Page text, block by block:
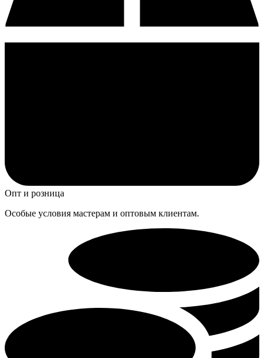
Опт и розница
Особые условия мастерам и оптовым клиентам.